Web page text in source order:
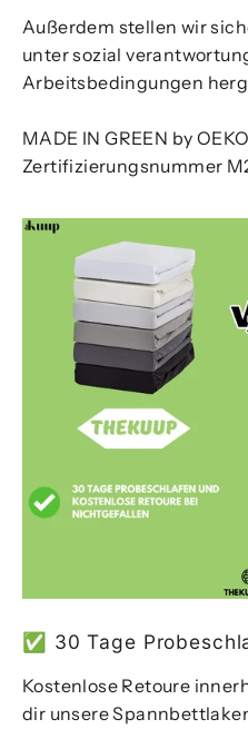
Außerdem stellen wir
unter sozial
Arbeitsbedingungen
MADE IN GREEN by
Zertifizierungsnummer
✅ 30 Tage
Kostenlose Retoure
dir unsere